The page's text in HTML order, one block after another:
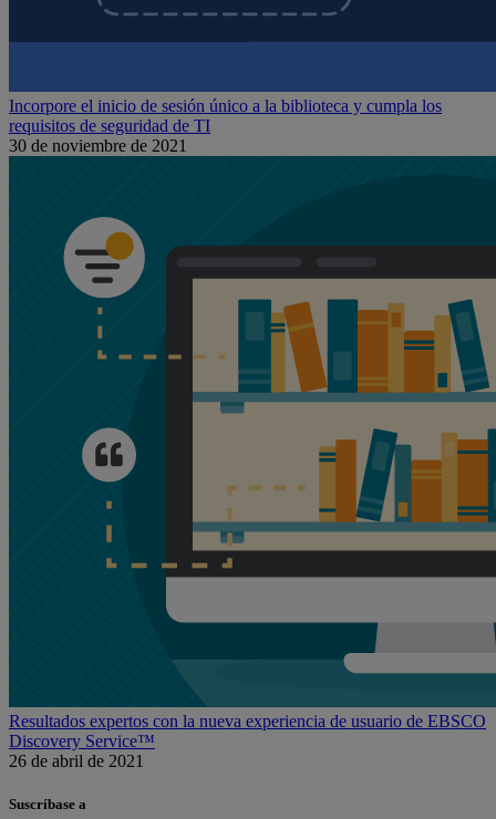
Incorpore el inicio de sesión único a la biblioteca y cumpla los
requisitos de seguridad de TI
30 de noviembre de 2021
Resultados expertos con la nueva experiencia de usuario de EBSCO
Discovery Service™
26 de abril de 2021
Suscríbase a